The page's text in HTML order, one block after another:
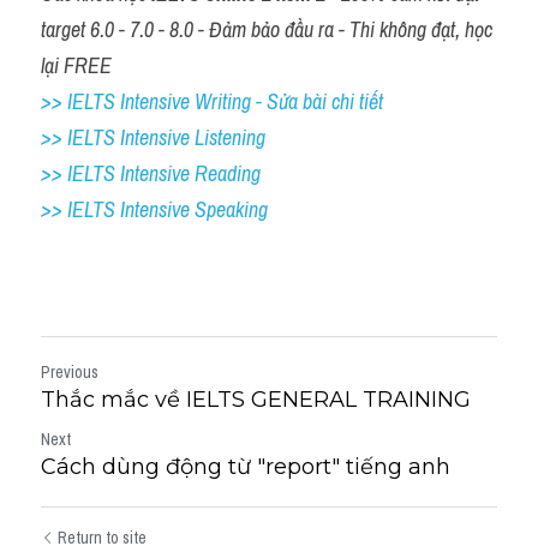
target 6.0 - 7.0 - 8.0 - Đảm bảo đầu ra - Thi không đạt, học
lại FREE
>> IELTS Intensive Writing - Sửa bài chi tiết
>> IELTS Intensive Listening
>> IELTS Intensive Reading
>> IELTS Intensive Speaking
Previous
Thắc mắc về IELTS GENERAL TRAINING
Next
Cách dùng động từ "report" tiếng anh
Return to site